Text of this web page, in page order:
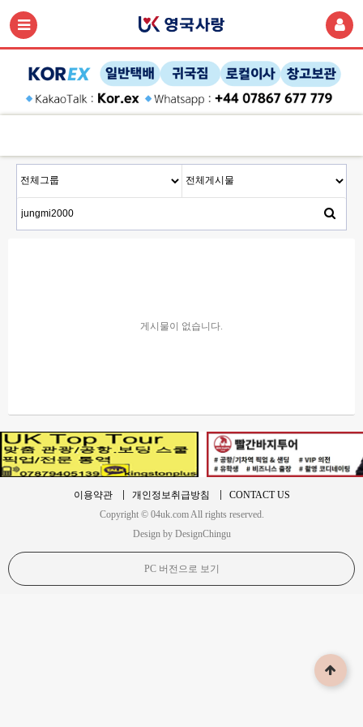
게시물이 없습니다.
이용약관 개인정보취급방침
CONTACT US
Copyright © 04uk.com All rights reserved.
Design by DesignChingu
PC 버전으로 보기